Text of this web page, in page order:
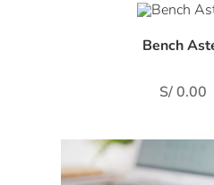
Bench
S/0.00